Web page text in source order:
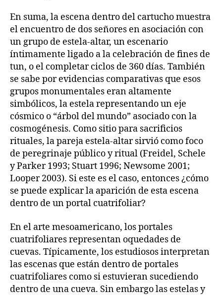
En suma, la escena dentro del cartucho muestra
el encuentro de dos señores en asociación con
un grupo de estela-altar, un escenario
íntimamente ligado a la celebración de fines de
tun, o el completar ciclos de 360 días. También
se sabe por evidencias comparativas que esos
grupos monumentales eran altamente
simbólicos, la estela representando un eje
cósmico o “árbol del mundo” asociado con la
cosmogénesis. Como sitio para sacrificios
rituales, la pareja estela-altar sirvió como foco
de peregrinaje público y ritual (Freidel, Schele
y Parker 1993; Stuart 1996; Newsome 2001;
Looper 2003). Si este es el caso, entonces ¿cómo
se puede explicar la aparición de esta escena
dentro de un portal cuatrifoliar?
En el arte mesoamericano, los portales
cuatrifoliares representan oquedades de
cuevas. Típicamente, los estudiosos interpretan
las escenas que están dentro de portales
cuatrifoliares como si estuvieran sucediendo
dentro de una cueva. Sin embargo las estelas y